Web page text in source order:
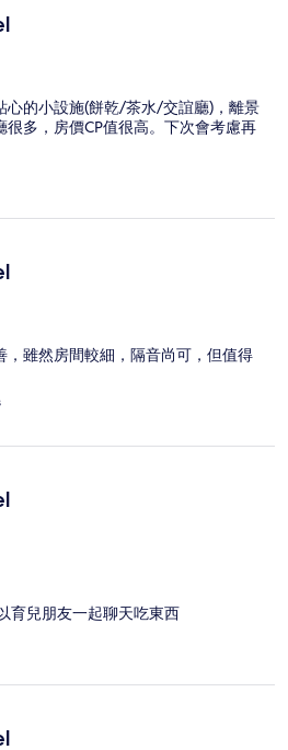
心的小設施(餅乾/茶水/交誼廳)，離景
多，房價CP值很高。下次會考慮再
，雖然房間較細，隔音尚可，但值得
育兒朋友一起聊天吃東西